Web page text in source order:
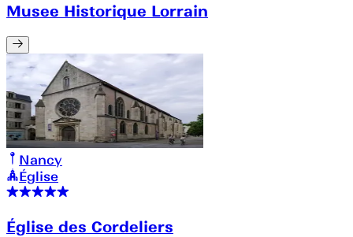
Musee Historique Lorrain
Nancy
Église
Église des Cordeliers